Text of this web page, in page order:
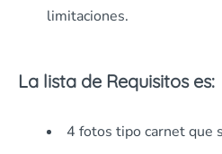
limitaciones.
La lista de Requisitos es:
4 fotos tipo carnet que